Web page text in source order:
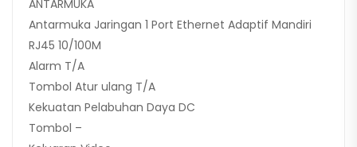
ANTARMUKA
Antarmuka Jaringan 1 Port Ethernet Adaptif Mandiri
RJ45 10/100M
Alarm T/A
Tombol Atur ulang T/A
Kekuatan Pelabuhan Daya DC
Tombol –